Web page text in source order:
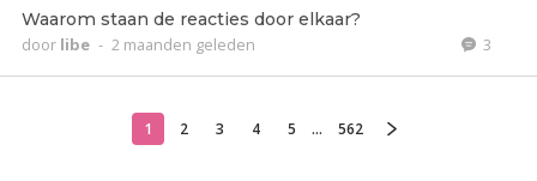
Waarom staan de reacties door elkaar?
door libe - 2 maanden geleden 3
1 2 3 4 5 ... 562